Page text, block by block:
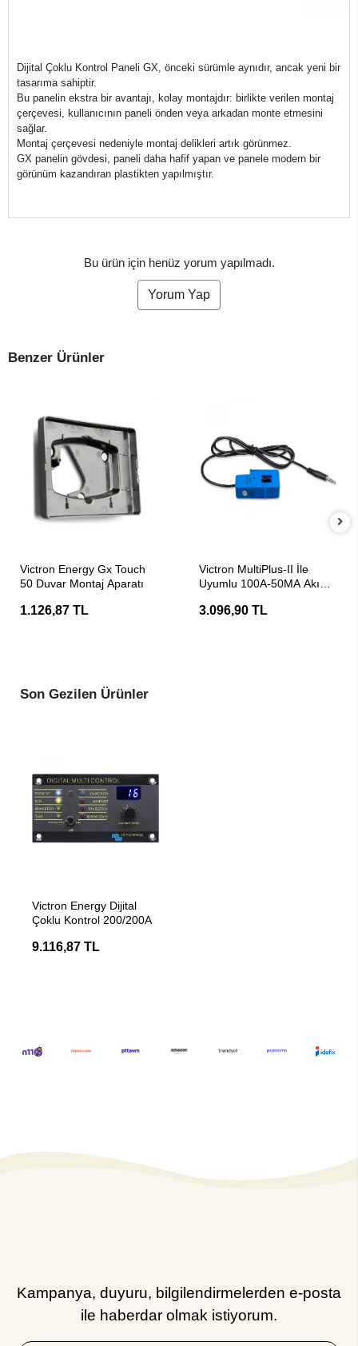
Dijital Çoklu Kontrol Paneli GX, önceki sürümle aynıdır, ancak yeni bir
tasarıma sahiptir.
Bu panelin ekstra bir avantajı, kolay montajdır: birlikte verilen montaj
çerçevesi, kullanıcının paneli önden veya arkadan monte etmesini
sağlar.
Montaj çerçevesi nedeniyle montaj delikleri artık görünmez.
GX panelin gövdesi, paneli daha hafif yapan ve panele modern bir
görünüm kazandıran plastikten yapılmıştır.
Bu ürün için henüz yorum yapılmadı.
Yorum Yap
Benzer Ürünler
Victron Energy Gx Touch
50 Duvar Montaj Aparatı
1.126,87 TL
Victron MultiPlus-II İle
Uyumlu 100A-50MA Akım
3.096,90 TL
Son Gezilen Ürünler
Victron Energy Dijital
Çoklu Kontrol 200/200A
9.116,87 TL
Kampanya, duyuru, bilgilendirmelerden e-posta
ile haberdar olmak istiyorum.